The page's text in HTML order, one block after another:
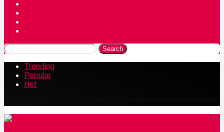
Search
Trending
Popular
Hot